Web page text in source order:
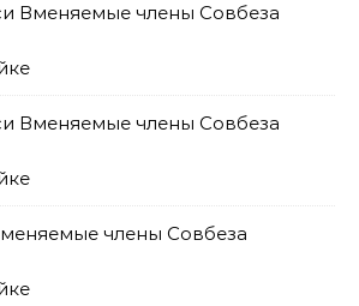
Вменяемые члены Совбеза
Вменяемые члены Совбеза
члены Совбеза